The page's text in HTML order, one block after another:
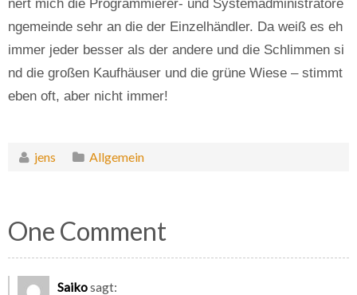
nert mich die Programmierer- und Systemadministratore
ngemeinde sehr an die der Einzelhändler. Da weiß es eh
immer jeder besser als der andere und die Schlimmen si
nd die großen Kaufhäuser und die grüne Wiese – stimmt
eben oft, aber nicht immer!
jens Allgemein
One Comment
Saikosagt: